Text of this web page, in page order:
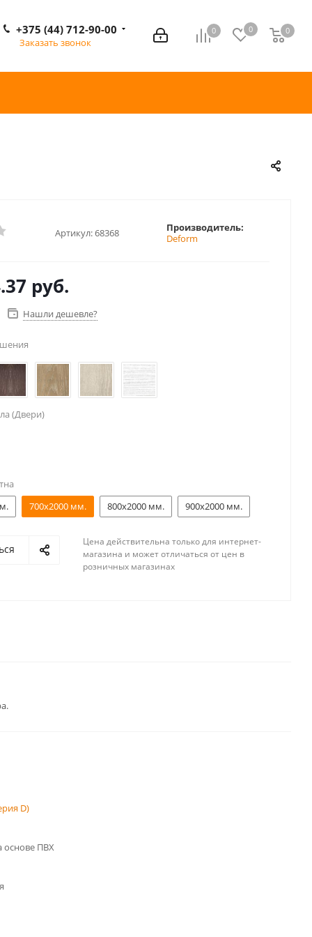
0 0 0
0
+375 (44) 712-90-00
Заказать звонок
Артикул:68368
Производитель:
Deform
руб.
Нашли дешевле?
(Двери)
700x2000 мм. 800x2000 мм. 900x2000 мм.
Цена действительна только для интернет-
магазина и может отличаться от цен в
розничных магазинах
D)
основе ПВХ